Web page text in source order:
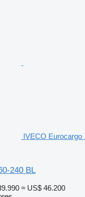
IVECO Eurocargo
240 BL
≈ US$ 46.200